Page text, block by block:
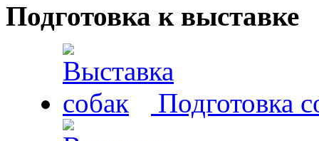
Подготовка к выставке
Подготовка